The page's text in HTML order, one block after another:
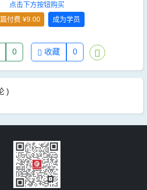
点击下方按钮购买
付费 ¥9.00
成为学员
0 收藏 0
)